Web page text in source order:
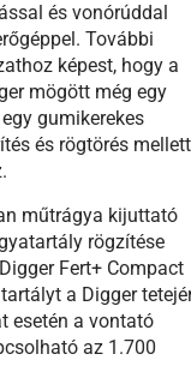
és vonórúddal
További
képest, hogy a
mögött még egy
gumikerekes
és rögtörés
műtrágya kijuttató
rögzítése
Fert+ Compact
a Digger
esetén a vontató
az 1.700